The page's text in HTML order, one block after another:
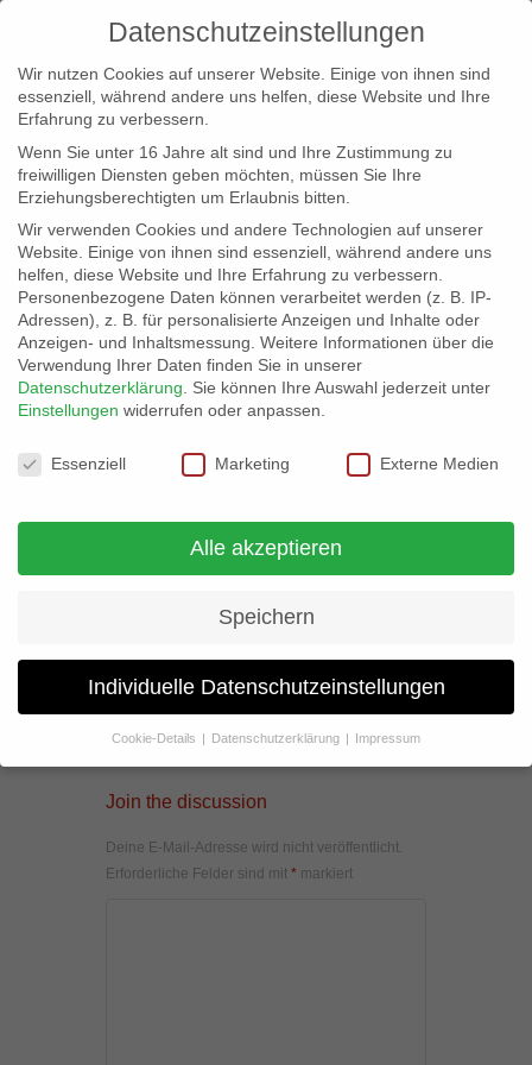
info@erfolgreich-events.de
+4940 46 777 230
Join the discussion
Deine E-Mail-Adresse wird nicht veröffentlicht.
Erforderliche Felder sind mit * markiert
Datenschutzeinstellungen
Wir nutzen Cookies auf unserer Website. Einige von ihnen sind
essenziell, während andere uns helfen, diese Website und Ihre
Erfahrung zu verbessern.
Wenn Sie unter 16 Jahre alt sind und Ihre Zustimmung zu
freiwilligen Diensten geben möchten, müssen Sie Ihre
Erziehungsberechtigten um Erlaubnis bitten.
Wir verwenden Cookies und andere Technologien auf unserer
Website. Einige von ihnen sind essenziell, während andere uns
helfen, diese Website und Ihre Erfahrung zu verbessern.
Personenbezogene Daten können verarbeitet werden (z. B. IP-
Adressen), z. B. für personalisierte Anzeigen und Inhalte oder
Anzeigen- und Inhaltsmessung. Weitere Informationen über die
Verwendung Ihrer Daten finden Sie in unserer
Datenschutzerklärung
Sie können Ihre Auswahl jederzeit unter
Einstellungen widerrufen oder anpassen.
Datenschutzeinstellungen
Essenziell Marketing Externe Medien
Alle akzeptieren
Speichern
Individuelle Datenschutzeinstellungen
Cookie-Details Datenschutzerklärung Impressum
Datenschutzeinstellungen
Wenn Sie unter 16 Jahre alt sind und Ihre Zustimmung zu
Erziehungsberechtigten um Erlaubnis bitten.
Wir verwenden Cookies und andere Technologien auf unserer